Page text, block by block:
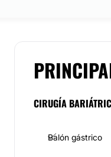
CIRUGÍA
Balón gástrico